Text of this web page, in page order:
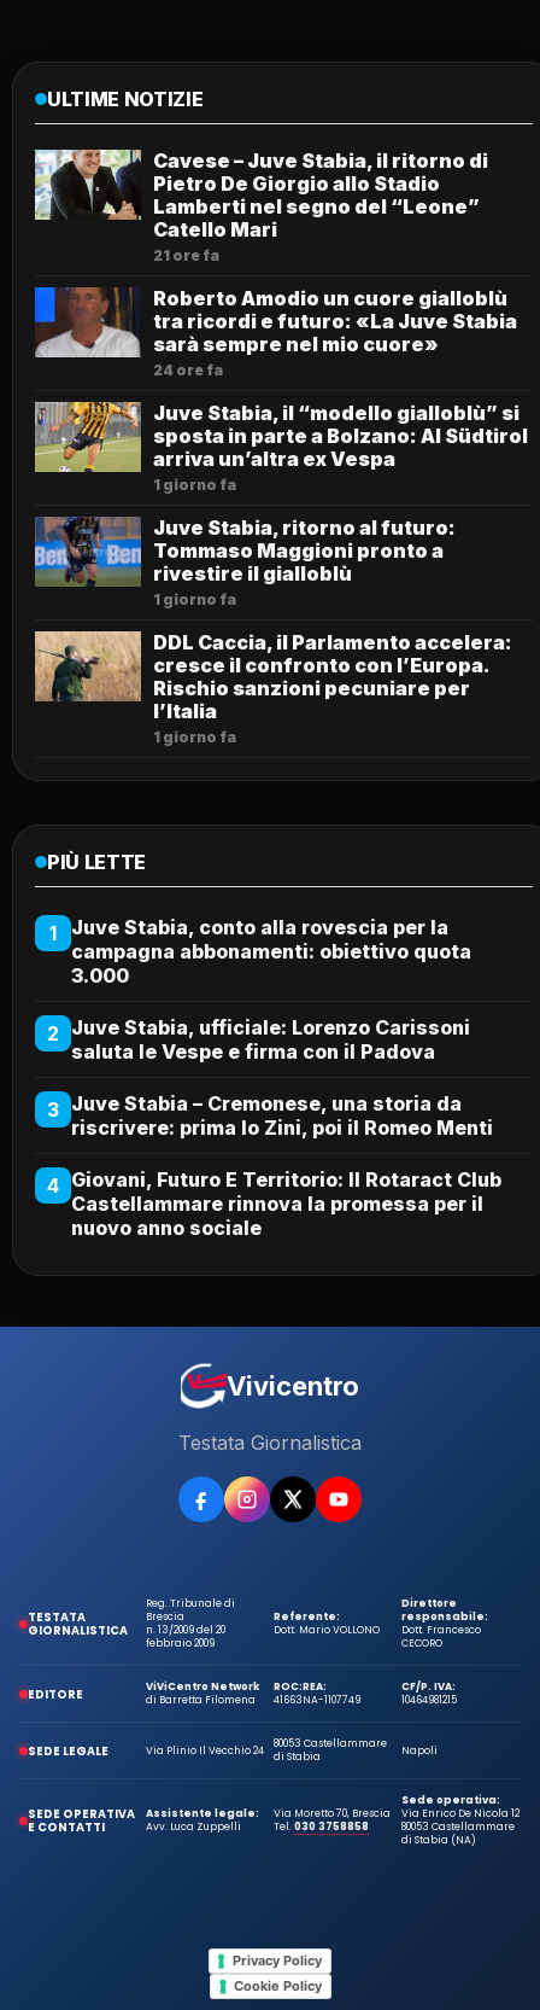
ULTIME NOTIZIE
Cavese – Juve Stabia, il ritorno di
Pietro De Giorgio allo Stadio
Lamberti nel segno del “Leone”
Catello Mari
21 ore fa
Roberto Amodio un cuore gialloblù
tra ricordi e futuro: «La Juve Stabia
sarà sempre nel mio cuore»
24 ore fa
Juve Stabia, il “modello gialloblù” si
sposta in parte a Bolzano: Al Südtirol
arriva un’altra ex Vespa
1 giorno fa
Juve Stabia, ritorno al futuro:
Tommaso Maggioni pronto a
rivestire il gialloblù
1 giorno fa
DDL Caccia, il Parlamento accelera:
cresce il confronto con l’Europa.
Rischio sanzioni pecuniare per
l’Italia
1 giorno fa
PIÙ LETTE
1
Juve Stabia, conto alla rovescia per la
campagna abbonamenti: obiettivo quota
3.000
2 Juve Stabia, ufficiale: Lorenzo Carissoni
saluta le Vespe e firma con il Padova
3 Juve Stabia – Cremonese, una storia da
riscrivere: prima lo Zini, poi il Romeo Menti
4 Giovani, Futuro E Territorio: Il Rotaract Club
Castellammare rinnova la promessa per il
nuovo anno sociale
Vivicentro
Testata Giornalistica
TESTATA
GIORNALISTICA
Reg. Tribunale di
Brescia
n. 13/2009 del 20
febbraio 2009
Referente:
Dott. Mario VOLLONO
Direttore
responsabile:
Dott. Francesco
CECORO
EDITORE
ViViCentro Network
di Barretta Filomena
ROC:
41663
REA:
NA-1107749
CF/P. IVA:
10464981215
SEDE LEGALE Via Plinio Il Vecchio 24
80053 Castellammare
di Stabia
Napoli
SEDE OPERATIVA
E CONTATTI
Assistente legale:
Avv. Luca Zuppelli
Via Moretto 70, Brescia
Tel.030 3758858
Sede operativa:
Via Enrico De Nicola 12
80053 Castellammare
di Stabia (NA)
Privacy Policy
Cookie Policy